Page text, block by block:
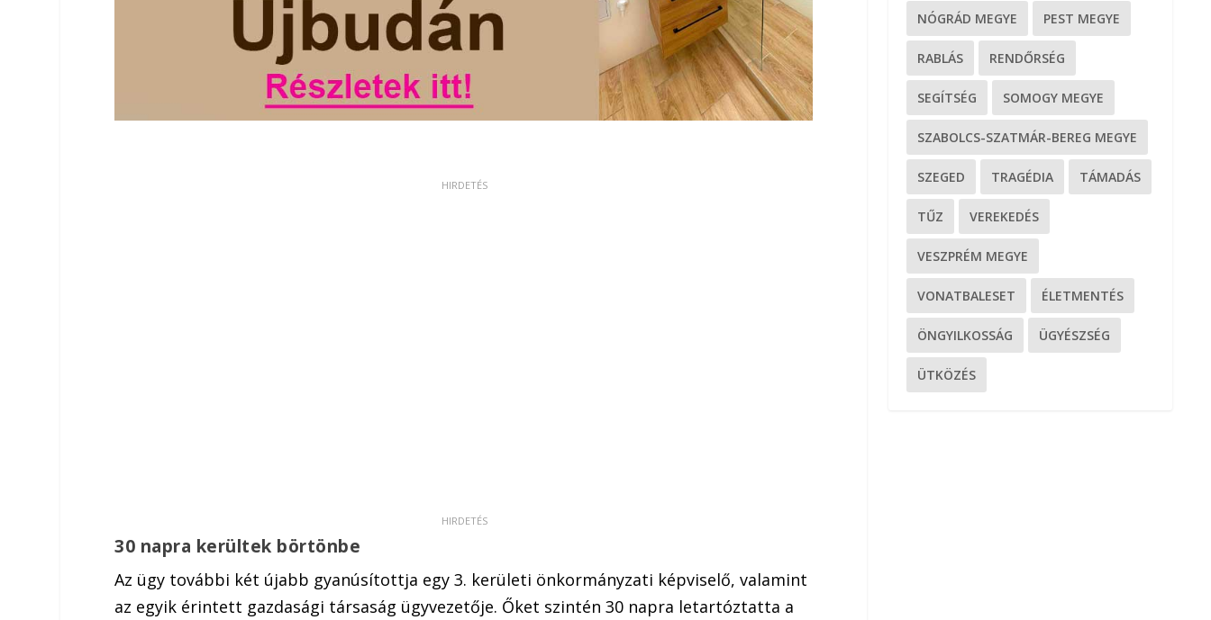
30 napra kerültek börtönbe
Az ügy további két újabb gyanúsítottja egy 3. kerületi önkormányzati képviselő, valamint
az egyik érintett gazdasági társaság ügyvezetője. Őket szintén 30 napra letartóztatta a
NÓGRÁD MEGYE PEST MEGYE
RABLÁS RENDŐRSÉG
SEGÍTSÉG SOMOGY MEGYE
SZABOLCS-SZATMÁR-BEREG MEGYE
SZEGED TRAGÉDIA TÁMADÁS
TŰZ VEREKEDÉS
VESZPRÉM MEGYE
VONATBALESET ÉLETMENTÉS
ÖNGYILKOSSÁG ÜGYÉSZSÉG
ÜTKÖZÉS